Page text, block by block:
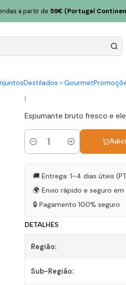
Destilados Gourmet
a partir de 59€ (Portugal
Reserva Bruto 2023 Vinho Verde
Quinta de
Vinho
|
Espumante bruto fresco e
Quantidade
🚚 Entrega: 1–4 dias úteis
🌍 Envio rápido e seguro
🔒 Pagamento 100% seguro
DETALHES
Região:
Sub-Região: